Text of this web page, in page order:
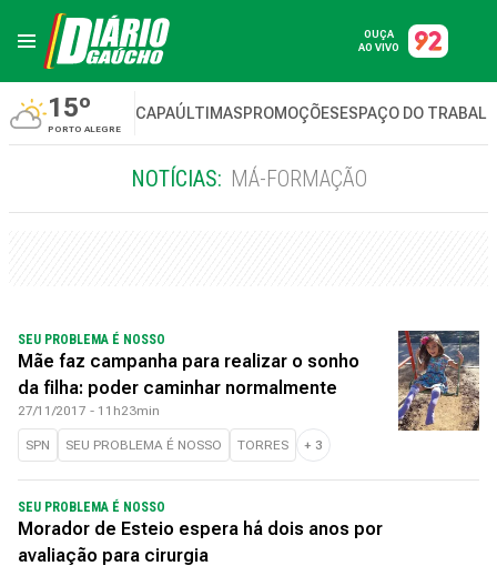
OUÇA
AO VIVO
15º
PORTO ALEGRE
CAPAÚLTIMASPROMOÇÕESESPAÇO DO
NOTÍCIAS: MÁ-FORMAÇÃO
SEU PROBLEMA É NOSSO
Mãe faz campanha para realizar o sonho
da filha: poder caminhar normalmente
27/11/2017 - 11h23min
SPN SEU PROBLEMA É NOSSO TORRES + 3
SEU PROBLEMA É NOSSO
Morador de Esteio espera há dois anos por
avaliação para cirurgia